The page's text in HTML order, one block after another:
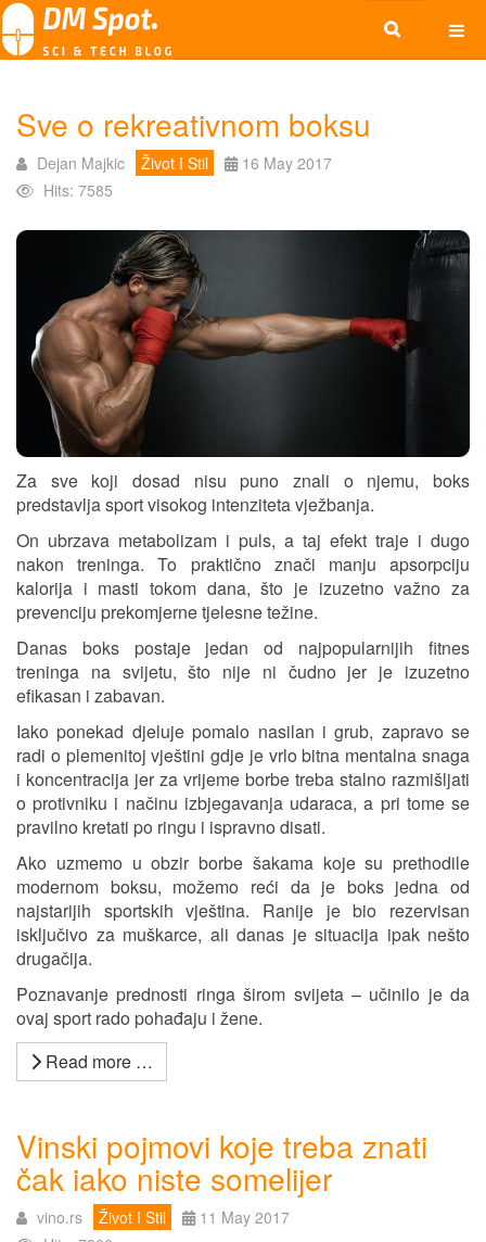
Sve o rekreativnom boksu
Dejan Majkic Život I Stil
16 May 2017
Hits: 7585
Za sve koji dosad nisu puno znali o njemu, boks
predstavlja sport visokog intenziteta vježbanja.
On ubrzava metabolizam i puls, a taj efekt traje i dugo
nakon treninga. To praktično znači manju apsorpciju
kalorija i masti tokom dana, što je izuzetno važno za
prevenciju prekomjerne tjelesne težine.
Danas boks postaje jedan od najpopularnijih fitnes
treninga na svijetu, što nije ni čudno jer je izuzetno
efikasan i zabavan.
Iako ponekad djeluje pomalo nasilan i grub, zapravo se
radi o plemenitoj vještini gdje je vrlo bitna mentalna snaga
i koncentracija jer za vrijeme borbe treba stalno razmišljati
o protivniku i načinu izbjegavanja udaraca, a pri tome se
pravilno kretati po ringu i ispravno disati.
Ako uzmemo u obzir borbe šakama koje su prethodile
modernom boksu, možemo reći da je boks jedna od
najstarijih sportskih vještina. Ranije je bio rezervisan
isključivo za muškarce, ali danas je situacija ipak nešto
drugačija.
Poznavanje prednosti ringa širom svijeta – učinilo je da
ovaj sport rado pohađaju i žene.
Read more …
Vinski pojmovi koje treba znati
čak iako niste somelijer
vino.rs Život I Stil
11 May 2017